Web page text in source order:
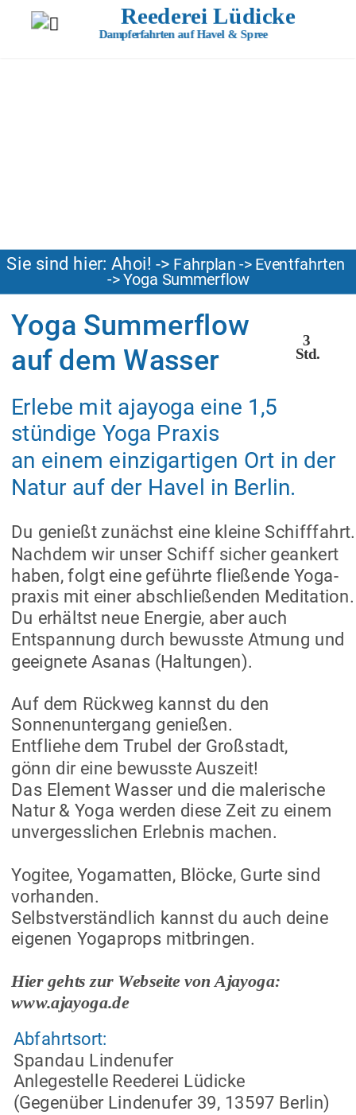
Yoga Summerflow
auf dem Wasser
Erlebe mit ajayoga eine 1,5
stündige Yoga Praxis
an einem einzigartigen Ort in der
Natur auf der Havel in Berlin.
Du genießt zunächst eine kleine Schifffahrt.
Nachdem wir unser Schiff sicher geankert
haben, folgt eine geführte fließende Yoga-
praxis mit einer abschließenden
Du erhältst neue Energie, aber auch
Entspannung durch bewusste Atmung und
geeignete Asanas (Haltungen).
Auf dem Rückweg kannst du den
Sonnenuntergang genießen.
Entfliehe dem Trubel der Großstadt,
gönn dir eine bewusste Auszeit!
Das Element Wasser und die malerische
Natur & Yoga werden diese Zeit zu einem
unvergesslichen Erlebnis machen.
Yogitee, Yogamatten, Blöcke, Gurte sind
vorhanden.
Selbstverständlich kannst du auch deine
eigenen Yogaprops mitbringen.
Hier gehts zur Webseite von Ajayoga:
www.ajayoga.de
Abfahrtsort:
Spandau Lindenufer
Anlegestelle Reederei Lüdicke
(Gegenüber Lindenufer 39, 13597 Berlin)
Sie sind hier: Ahoi! -> Fahrplan -> Eventfahrten
     -> Yoga Summerflow
  3
Std.
Dampferfahrten auf Havel & Spree
Reederei Lüdicke